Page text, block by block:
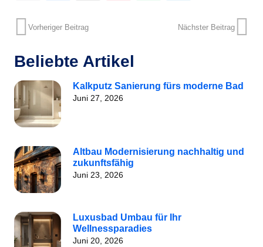
Vorheriger Beitrag Nächster Beitrag
Beliebte Artikel
Kalkputz Sanierung fürs moderne Bad
Juni 27, 2026
Altbau Modernisierung nachhaltig und
zukunftsfähig
Juni 23, 2026
Luxusbad Umbau für Ihr
Wellnessparadies
Juni 20, 2026